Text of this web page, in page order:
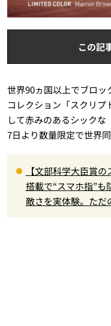
この記
世界90ヵ国以上でブロ
コレクション「スクリプ
して赤みのあるシック
7日より数量限定で世界
【文部科学大臣賞
搭載で“スマホ指”
敵さを実体験。ただ